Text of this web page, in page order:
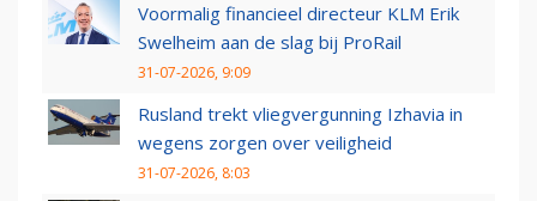
Voormalig financieel directeur KLM Erik
Swelheim aan de slag bij ProRail
31-07-2026, 9:09
Rusland trekt vliegvergunning Izhavia in
wegens zorgen over veiligheid
31-07-2026, 8:03